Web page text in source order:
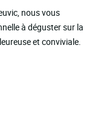
nous vous
à déguster sur la
et conviviale.